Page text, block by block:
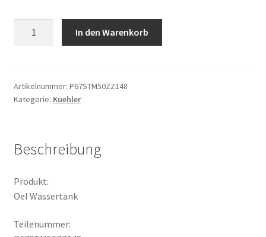
In den Warenkorb
Artikelnummer: P67STM50ZZ148
Kategorie: Kuehler
Beschreibung
Produkt:
Oel Wassertank
Teilenummer: